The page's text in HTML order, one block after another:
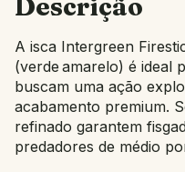
A isca Intergreen
(verde amarelo) é ideal
buscam uma ação
acabamento premium.
refinado garantem
predadores de médio